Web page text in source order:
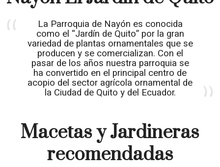
La Parroquia de Nayón es conocida
como el “Jardín de Quito” por la gran
variedad de plantas ornamentales que se
producen y se comercializan. Con el
pasar de los años nuestra parroquia se
ha convertido en el principal centro de
acopio del sector agrícola ornamental de
la Ciudad de Quito y del Ecuador.
Macetas y Jardineras
recomendadas